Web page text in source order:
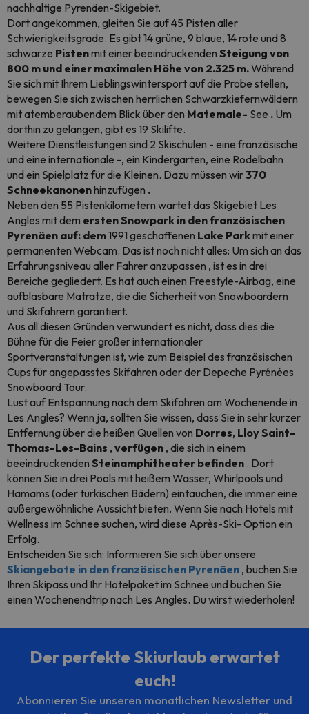
nachhaltige Pyrenäen-Skigebiet.
Dort angekommen, gleiten Sie auf 45 Pisten aller
Schwierigkeitsgrade. Es gibt 14 grüne, 9 blaue, 14 rote und 8
schwarze Pistenmit einer beeindruckenden Steigung von
800 m und einer maximalen Höhe von 2.325 m.Während
Sie sich mit Ihrem Lieblingswintersport auf die Probe stellen,
bewegen Sie sich zwischen herrlichen Schwarzkiefernwäldern
mit atemberaubendem Blick über den Matemale- See . Um
dorthin zu gelangen, gibt es 19 Skilifte.
Weitere Dienstleistungen sind 2 Skischulen - eine französische
und eine internationale -, ein Kindergarten, eine Rodelbahn
und ein Spielplatz für die Kleinen. Dazu müssen wir370
Schneekanonenhinzufügen .
Neben den 55 Pistenkilometern wartet das Skigebiet Les
Angles mit dem erstenSnowpark in den französischen
Pyrenäen auf: dem1991 geschaffenen Lake Parkmit einer
permanenten Webcam. Das ist noch nicht alles: Um sich an das
Erfahrungsniveau aller Fahreranzupassen , ist es in drei
Bereiche gegliedert. Es hat auch einen Freestyle-Airbag, eine
aufblasbare Matratze, die die Sicherheit von Snowboardern
und Skifahrern garantiert.
Aus all diesen Gründen verwundert es nicht, dass dies die
Bühne für die Feier großer internationaler
Sportveranstaltungen ist, wie zum Beispiel des französischen
Cups für angepasstes Skifahren oder der Depeche Pyrénées
Snowboard Tour.
Lust auf Entspannung nach dem Skifahren am Wochenende in
Les Angles? Wenn ja, sollten Sie wissen, dass Sie in sehr kurzer
Entfernung über die heißen Quellen von Dorres, Lloy Saint-
Thomas-Les-Bains , verfügen , die sich in einem
beeindruckenden Steinamphitheater befinden . Dort
können Sie in drei Pools mit heißem Wasser, Whirlpools und
Hamams (oder türkischen Bädern) eintauchen, die immer eine
außergewöhnliche Aussicht bieten. Wenn Sie nach Hotels mit
Wellness im Schnee suchen, wird diese Après-Ski- Option ein
Erfolg.
Entscheiden Sie sich: Informieren Sie sich über unsere
Skiangebote in den französischen Pyrenäen , buchen Sie
Ihren Skipass und Ihr Hotelpaketim Schnee und buchen Sie
einen Wochenendtrip nach Les Angles. Du wirst wiederholen!
Der perfekte Skiurlaub erwartet
euch!
Abonnieren Sie unseren monatlichen Newsletter und